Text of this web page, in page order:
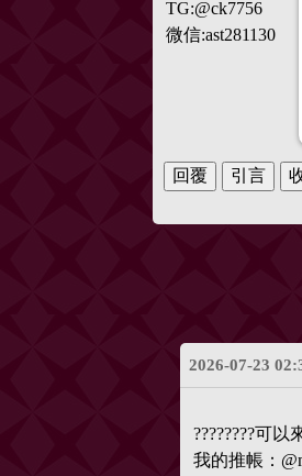
TG:@ck7756
微信:ast281130
2026-07-23
????????可以
我的推帳：